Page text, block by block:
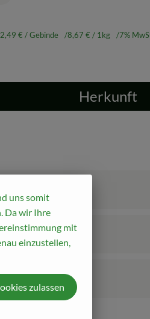
€ / Gebinde 8,67 € / 1kg 7%
Herkunft
uns somit
Da wir Ihre
mit
einzustellen,
zulassen